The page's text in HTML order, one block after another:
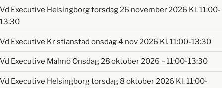
Vd Executive Helsingborg torsdag 26 november 2026 Kl. 11:00-
13:30
Vd Executive Kristianstad onsdag 4 nov 2026 Kl. 11:00-13:30
Vd Executive Malmö Onsdag 28 oktober 2026 – 11:00-13:30
Vd Executive Helsingborg torsdag 8 oktober 2026 Kl. 11:00-